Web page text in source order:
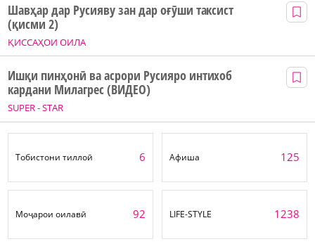
ҚИССАҲОИ ОИЛА
Шавҳар дар Русияву зан дар оғӯши таксист
(қисми 2)
SUPER - STAR
Ишқи пинҳонӣ ва асрори Русияро интихоб
кардани Милагрес (ВИДЕО)
Тобистони тиллоӣ 6 Афиша 125
Моҷарои оилавӣ 92 LIFE-STYLE 1238